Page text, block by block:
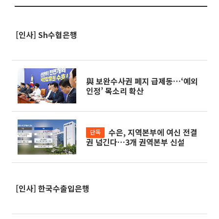
[인사] Sh수협은행
與 보완수사권 폐지 급제동…‘예외
인정’ 목소리 확산
단독
권 넘긴다…3개 권역본부 신설
[인사] 한국수출입은행